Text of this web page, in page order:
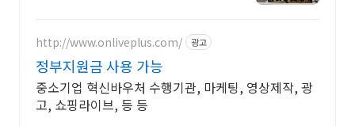
http://www.onliveplus.com/ 광고
정부지원금 사용 가능
중소기업 혁신바우처 수행기관, 마케팅, 영상제작, 광
고, 쇼핑라이브, 등 등